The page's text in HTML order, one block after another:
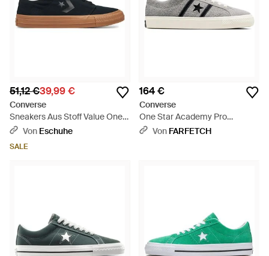
51,12 €39,99 €
Converse
Sneakers Aus Stoff Value One
Star A15627C - Blau
Von Eschuhe
SALE
164 €
Converse
One Star Academy Pro
Sneakers - Weiß
Von FARFETCH